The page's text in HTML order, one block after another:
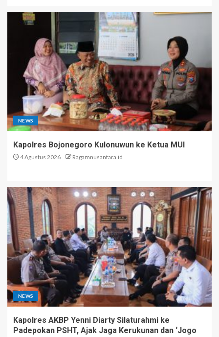
NEWS
Kapolres Bojonegoro Kulonuwun ke Ketua MUI
4 Agustus 2026 Ragamnusantara.id
NEWS
Kapolres AKBP Yenni Diarty Silaturahmi ke
Padepokan PSHT, Ajak Jaga Kerukunan dan ‘Jogo